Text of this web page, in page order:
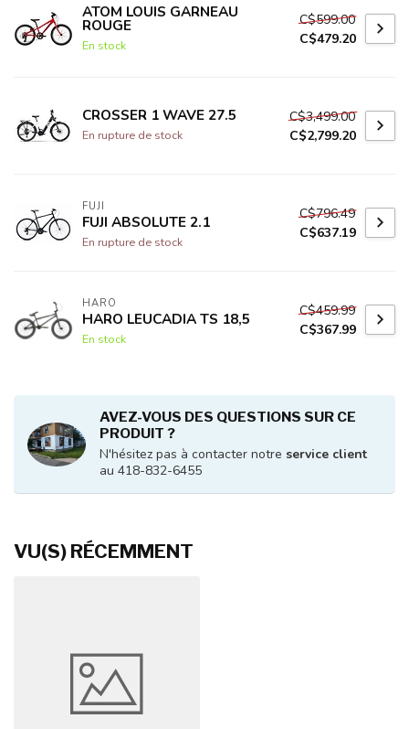
ATOM LOUIS GARNEAU
ROUGE
En stock
C$599.00
C$479.20
CROSSER 1 WAVE 27.5
En rupture de stock
C$3,499.00
C$2,799.20
FUJI
FUJI ABSOLUTE 2.1
En rupture de stock
C$796.49
C$637.19
HARO
HARO LEUCADIA TS 18,5
En stock
C$459.99
C$367.99
AVEZ-VOUS DES QUESTIONS SUR CE
PRODUIT ?
N'hésitez pas à contacter notre service client
au 418-832-6455
VU(S) RÉCEMMENT